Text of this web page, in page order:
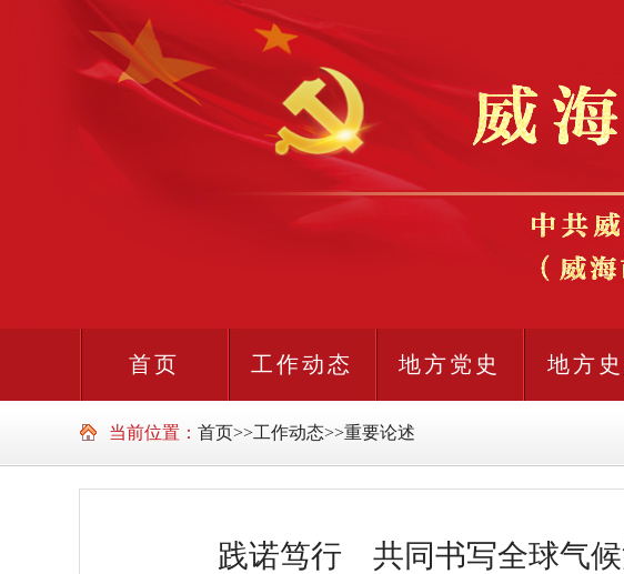
首页 工作动态 地方党史 地方
当前位置： 首页>>工作动态>>重要论述
践诺笃行 共同书写全球气